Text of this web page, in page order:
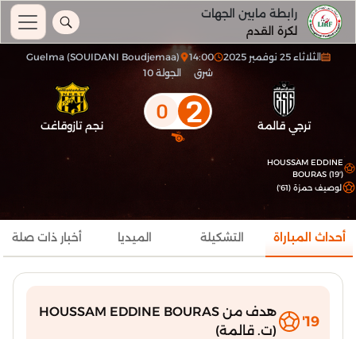
رابطة مابين الجهات
لكرة القدم
الثلاثاء 25 نوفمبر 2025 14:00
Guelma (SOUIDANI Boudjemaa)
شرق
الجولة 10
ترجي قالمة 2
0 نجم تازوقاغت
HOUSSAM EDDINE
BOURAS (19')
لوصيف حمزة (61')
أحداث المباراة التشكيلة الميديا أخبار ذات صلة
19'
هدف من HOUSSAM EDDINE BOURAS
(ت. قالمة)